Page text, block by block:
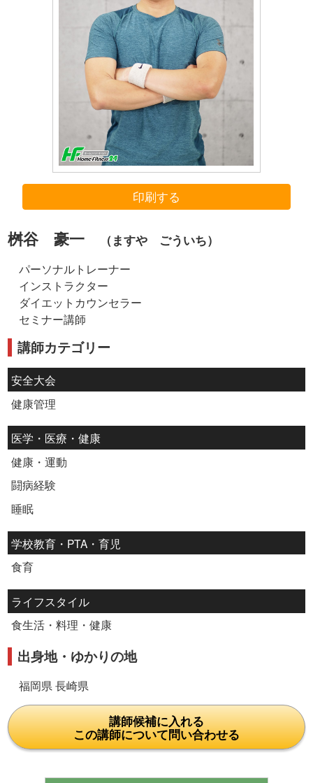
印刷する
桝谷 豪一 （ますや ごういち）
パーソナルトレーナー
インストラクター
ダイエットカウンセラー
セミナー講師
講師カテゴリー
安全大会
健康管理
医学・医療・健康
健康・運動
闘病経験
睡眠
学校教育・PTA・育児
食育
ライフスタイル
食生活・料理・健康
出身地・ゆかりの地
福岡県 長崎県
講師候補に入れる
この講師について問い合わせる